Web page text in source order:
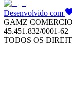
Desenvolvido com
GAMZ
45.451.832/0001-62
TODOS OS